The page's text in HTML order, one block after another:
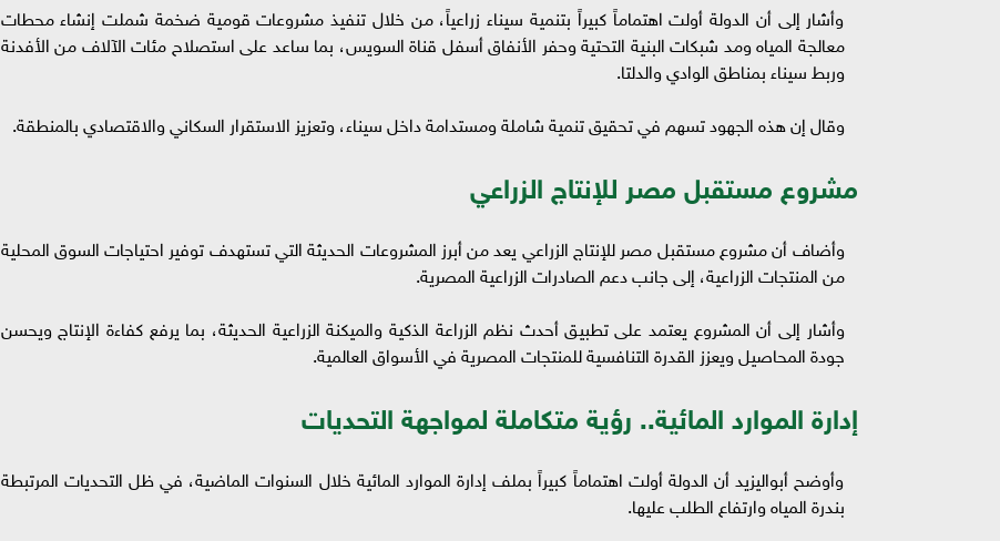
وأشار إلى أن الدولة أولت اهتماماً كبيراً بتنمية سيناء زراعياً، من خلال تنفيذ مشروعات قومية ضخمة شملت إنشاء محطات
معالجة المياه ومد شبكات البنية التحتية وحفر الأنفاق أسفل قناة السويس، بما ساعد على استصلاح مئات الآلاف من الأفدنة
وربط سيناء بمناطق الوادي والدلتا.
وقال إن هذه الجهود تسهم في تحقيق تنمية شاملة ومستدامة داخل سيناء، وتعزيز الاستقرار السكاني والاقتصادي بالمنطقة.
مشروع مستقبل مصر للإنتاج الزراعي
وأضاف أن مشروع مستقبل مصر للإنتاج الزراعي يعد من أبرز المشروعات الحديثة التي تستهدف توفير احتياجات السوق المحلية
من المنتجات الزراعية، إلى جانب دعم الصادرات الزراعية المصرية.
وأشار إلى أن المشروع يعتمد على تطبيق أحدث نظم الزراعة الذكية والميكنة الزراعية الحديثة، بما يرفع كفاءة الإنتاج ويحسن
جودة المحاصيل ويعزز القدرة التنافسية للمنتجات المصرية في الأسواق العالمية.
إدارة الموارد المائية.. رؤية متكاملة لمواجهة التحديات
وأوضح أبواليزيد أن الدولة أولت اهتماماً كبيراً بملف إدارة الموارد المائية خلال السنوات الماضية، في ظل التحديات المرتبطة
بندرة المياه وارتفاع الطلب عليها.